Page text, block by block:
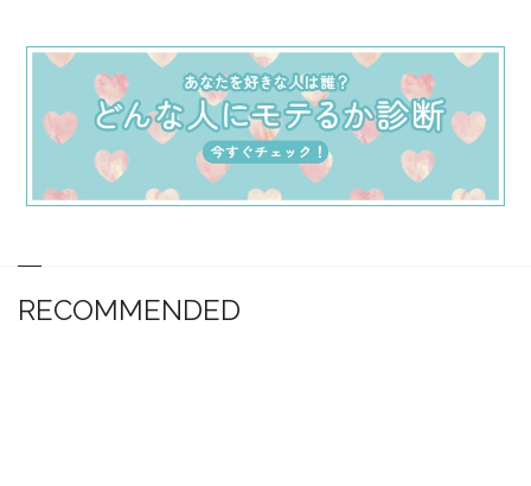
RECOMMENDED